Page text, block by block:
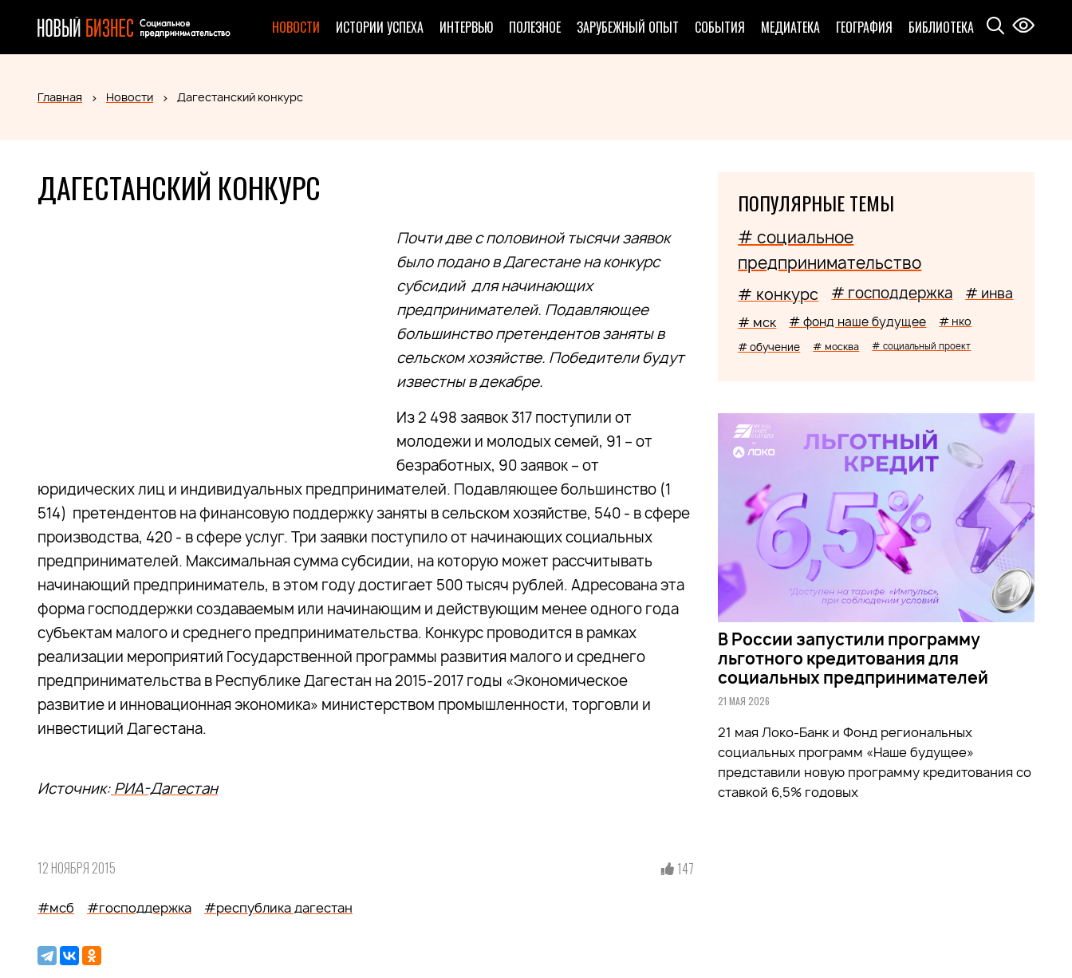
НОВОСТИ ИСТОРИИ УСПЕХА ИНТЕРВЬЮ ПОЛЕЗНОЕ ЗАРУБЕЖНЫЙ ОПЫТ СОБЫТИЯ МЕДИАТЕКА ГЕОГРАФИЯ БИБЛИОТЕКА
Главная Новости Дагестанский конкурс
ДАГЕСТАНСКИЙ КОНКУРС
Почти две с половиной тысячи заявок
было подано в Дагестане на конкурс
субсидий для начинающих
предпринимателей. Подавляющее
большинство претендентов заняты в
сельском хозяйстве. Победители будут
известны в декабре.
Из 2 498 заявок 317 поступили от
молодежи и молодых семей, 91 – от
безработных, 90 заявок – от
юридических лиц и индивидуальных предпринимателей. Подавляющее большинство (1
514) претендентов на финансовую поддержку заняты в сельском хозяйстве, 540 - в сфере
производства, 420 - в сфере услуг. Три заявки поступило от начинающих социальных
предпринимателей. Максимальная сумма субсидии, на которую может рассчитывать
начинающий предприниматель, в этом году достигает 500 тысяч рублей. Адресована эта
форма господдержки создаваемым или начинающим и действующим менее одного года
субъектам малого и среднего предпринимательства. Конкурс проводится в рамках
реализации мероприятий Государственной программы развития малого и среднего
предпринимательства в Республике Дагестан на 2015-2017 годы «Экономическое
развитие и инновационная экономика» министерством промышленности, торговли и
инвестиций Дагестана.
Источник: РИА-Дагестан
12 НОЯБРЯ 2015 147
#мсб #господдержка #республика дагестан
ПОПУЛЯРНЫЕ ТЕМЫ
# социальное
предпринимательство
# конкурс # господдержка # инва
# мск # фонд наше будущее # нко
# обучение # москва # социальный проект
В России запустили программу
льготного кредитования для
социальных предпринимателей
21 МАЯ 2026
21 мая Локо-Банк и Фонд региональных
социальных программ «Наше будущее»
представили новую программу кредитования со
ставкой 6,5% годовых